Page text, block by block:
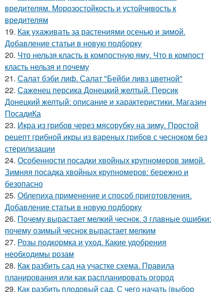
вредителям. Морозостойкость и устойчивость к
вредителям
19. Как ухаживать за растениями осенью и зимой.
Добавление статьи в новую подборку
20. Что нельзя класть в компостную яму. Что в компост
класть нельзя и почему
21. Салат бэби лиф. Салат "Бейби ливз цветной"
22. Саженец персика Донецкий желтый. Персик
Донецкий желтый: описание и характеристики. Магазин
ПосадиКа
23. Икра из грибов через мясорубку на зиму. Простой
рецепт грибной икры из вареных грибов с чесноком без
стерилизации
24. Особенности посадки хвойных крупномеров зимой.
Зимняя посадка хвойных крупномеров: бережно и
безопасно
25. Облепиха применение и способ приготовления.
Добавление статьи в новую подборку
26. Почему вырастает мелкий чеснок. 3 главные ошибки:
почему озимый чеснок вырастает мелким
27. Розы подкормка и уход. Какие удобрения
необходимы розам
28. Как разбить сад на участке схема. Правила
планирования или как распланировать огород
29. Как разбить плодовый сад. С чего начать (выбор